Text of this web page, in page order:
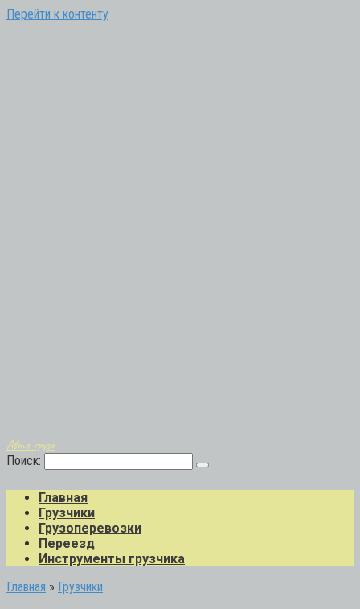
Перейти к контенту
Авто-грузо
Поиск:
Главная
Грузчики
Грузоперевозки
Переезд
Инструменты грузчика
Главная » Грузчики